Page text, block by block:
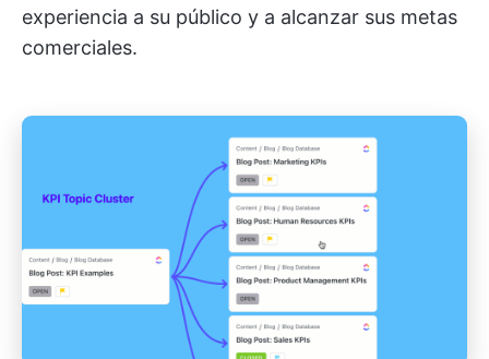
experiencia a su público y a alcanzar sus metas
comerciales.